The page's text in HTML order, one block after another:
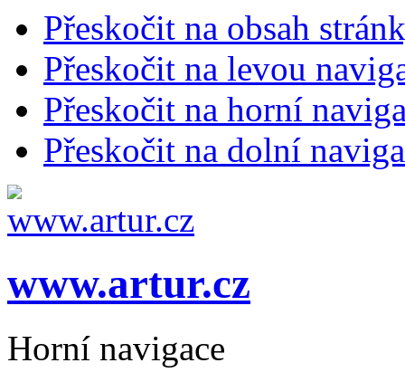
Přeskočit na obsah
Přeskočit na levou
Přeskočit na horní
Přeskočit na dolní
www.artur.cz
Horní navigace